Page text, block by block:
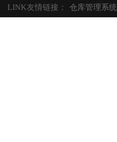
LINK友情链接： 仓库管理系统